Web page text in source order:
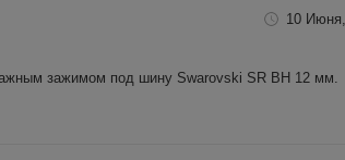
10
зажимом под шину Swarovski SR BH 12 мм.